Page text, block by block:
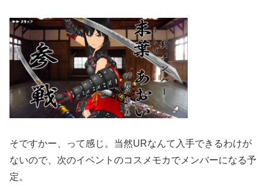
そですかー、って感じ。当然URなんて入手できるわけが
ないので、次のイベントのコスメモカでメンバーになる予
定。